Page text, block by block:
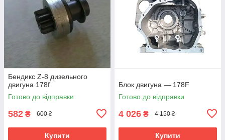
Бендикс Z-8 дизельного
двигуна 178f
Готово до відправки
582 ₴ 600 ₴
Купити
Блок двигуна — 178F
Готово до відправки
4 026 ₴ 4 150 ₴
Купити